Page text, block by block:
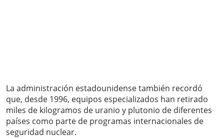
La administración estadounidense también recordó
que, desde 1996, equipos especializados han retirado
miles de kilogramos de uranio y plutonio de diferentes
países como parte de programas internacionales de
seguridad nuclear.